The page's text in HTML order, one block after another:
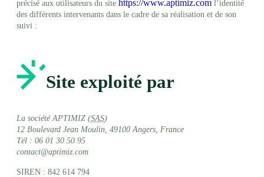
précisé aux utilisateurs du site https://www.aptimiz.com l’identité
des différents intervenants dans le cadre de sa réalisation et de son
suivi :
Site exploité par
La sociétéAPTIMIZ (SAS)
12 Boulevard Jean Moulin, 49100 Angers, France
Tél : 06 01 30 50 95
contact@aptimiz.com
SIREN : 842 614 794